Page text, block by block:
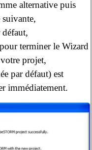
alternative puis
suivante,
défaut,
terminer le Wizard
projet,
par défaut) est
immédiatement.